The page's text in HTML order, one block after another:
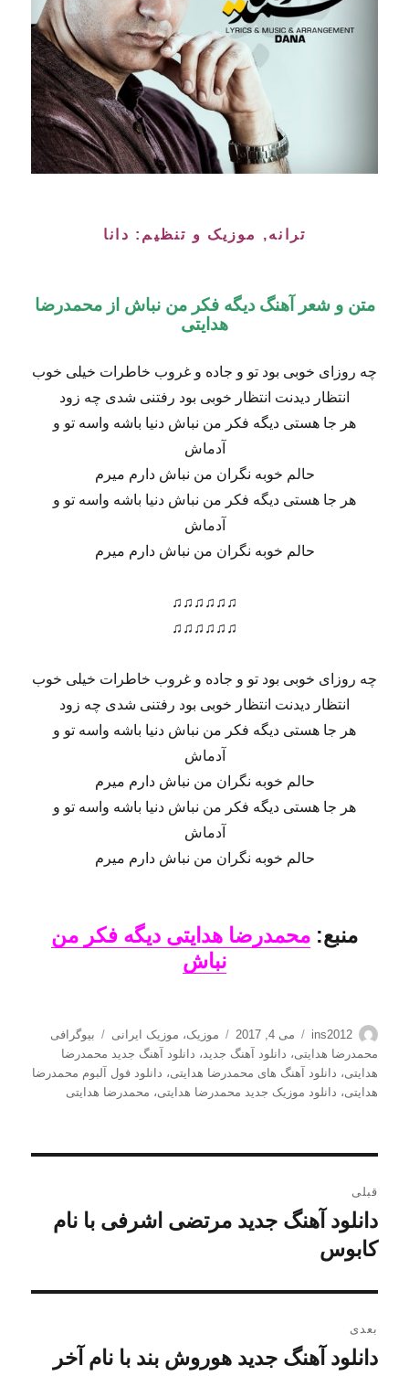
ترانه, موزیک و تنظیم: دانا
متن و شعر آهنگدیگه فکر من نباش از محمدرضا
هدایتی
چه روزای خوبی بود تو و جاده و غروب خاطرات خیلی خوب
انتظار دیدنت انتظار خوبی بود رفتنی شدی چه زود
هر جا هستی دیگه فکر من نباش دنیا باشه واسه تو و
آدماش
حالم خوبه نگران من نباش دارم میرم
هر جا هستی دیگه فکر من نباش دنیا باشه واسه تو و
آدماش
حالم خوبه نگران من نباش دارم میرم
♫♫♫♫♫♫
♫♫♫♫♫♫
چه روزای خوبی بود تو و جاده و غروب خاطرات خیلی خوب
انتظار دیدنت انتظار خوبی بود رفتنی شدی چه زود
هر جا هستی دیگه فکر من نباش دنیا باشه واسه تو و
آدماش
حالم خوبه نگران من نباش دارم میرم
هر جا هستی دیگه فکر من نباش دنیا باشه واسه تو و
آدماش
حالم خوبه نگران من نباش دارم میرم
منبع: محمدرضا هدایتی دیگه فکر من
نباش
نویسنده
ins2012
ارسال
شده
در
می 4, 2017 دسته‌ها
موزیک، موزیک ایرانی برچسب‌ها
بیوگرافی
محمدرضا هدایتی، دانلود آهنگ جدید، دانلود آهنگ جدید محمدرضا
هدایتی، دانلود آهنگ های محمدرضا هدایتی، دانلود فول آلبوم محمدرضا
هدایتی، دانلود موزیک جدید محمدرضا هدایتی، محمدرضا هدایتی
نوشته
قبلی
نوشته
قبلی:
دانلود آهنگ جدید مرتضی اشرفی با نام
کابوس
بعدی
نوشته
دانلود آهنگ جدید هوروش بند با نام آخر